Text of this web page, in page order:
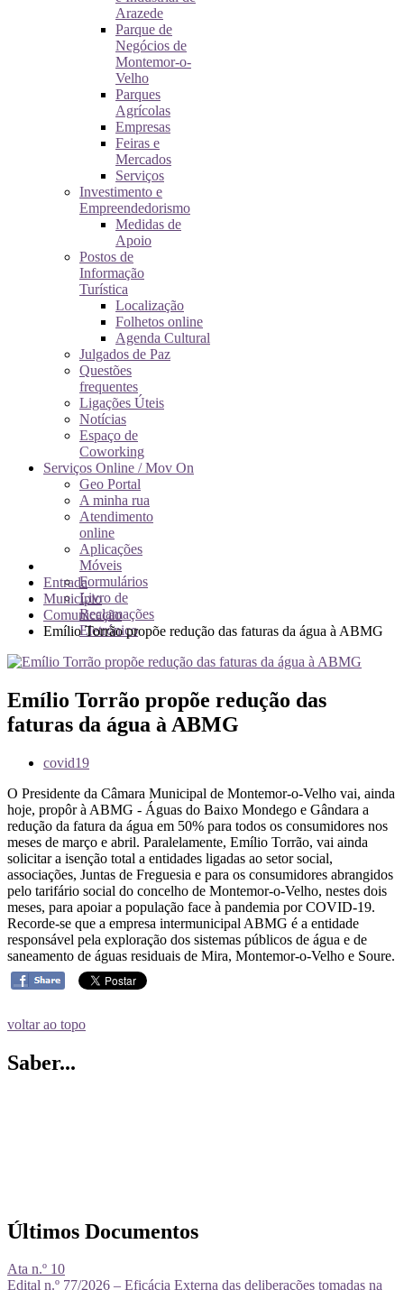
Arazede
Parque de
Negócios de
Montemor-o-
Velho
Parques
Agrícolas
Empresas
Feiras e
Mercados
Serviços
Investimento e
Empreendedorismo
Medidas de
Apoio
Postos de
Informação
Turística
Localização
Folhetos online
Agenda Cultural
Julgados de Paz
Questões
frequentes
Ligações Úteis
Notícias
Espaço de
Coworking
Serviços Online / Mov On
Geo Portal
A minha rua
Atendimento
online
Aplicações
Móveis
Formulários
Livro de
Reclamações
Eletrónico
Entrada
Município
Comunicação
Emílio Torrão propõe redução das faturas da água à ABMG
Emílio Torrão propõe redução das
faturas da água à ABMG
covid19
O Presidente da Câmara Municipal de Montemor-o-Velho vai, ainda
hoje, propôr à ABMG - Águas do Baixo Mondego e Gândara a
redução da fatura da água em 50% para todos os consumidores nos
meses de março e abril. Paralelamente, Emílio Torrão, vai ainda
solicitar a isenção total a entidades ligadas ao setor social,
associações, Juntas de Freguesia e para os consumidores abrangidos
pelo tarifário social do concelho de Montemor-o-Velho, nestes dois
meses, para apoiar a população face à pandemia por COVID-19.
Recorde-se que a empresa intermunicipal ABMG é a entidade
responsável pela exploração dos sistemas públicos de água e de
saneamento de águas residuais de Mira, Montemor-o-Velho e Soure.
voltar ao topo
Saber...
Últimos Documentos
Ata n.º 10
Edital n.º 77/2026 – Eficácia Externa das deliberações tomadas na